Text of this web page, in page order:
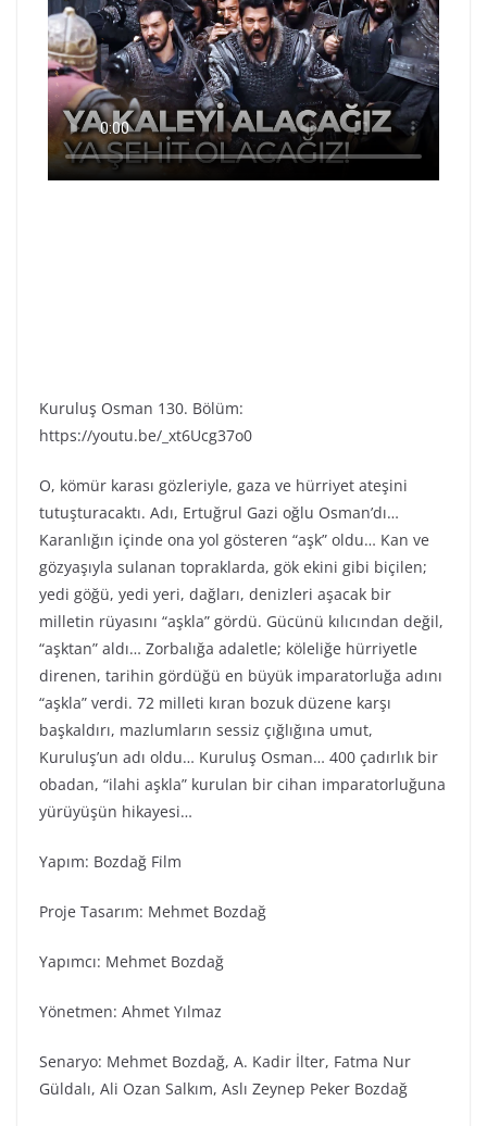
Kuruluş Osman 130. Bölüm:
https://youtu.be/_xt6Ucg37o0
O, kömür karası gözleriyle, gaza ve hürriyet ateşini
tutuşturacaktı. Adı, Ertuğrul Gazi oğlu Osman’dı…
Karanlığın içinde ona yol gösteren “aşk” oldu… Kan ve
gözyaşıyla sulanan topraklarda, gök ekini gibi biçilen;
yedi göğü, yedi yeri, dağları, denizleri aşacak bir
milletin rüyasını “aşkla” gördü. Gücünü kılıcından değil,
“aşktan” aldı… Zorbalığa adaletle; köleliğe hürriyetle
direnen, tarihin gördüğü en büyük imparatorluğa adını
“aşkla” verdi. 72 milleti kıran bozuk düzene karşı
başkaldırı, mazlumların sessiz çığlığına umut,
Kuruluş’un adı oldu… Kuruluş Osman… 400 çadırlık bir
obadan, “ilahi aşkla” kurulan bir cihan imparatorluğuna
yürüyüşün hikayesi…
Yapım: Bozdağ Fi̇lm
Proje Tasarım: Mehmet Bozdağ
Yapımcı: Mehmet Bozdağ
Yönetmen: Ahmet Yılmaz
Senaryo: Mehmet Bozdağ, A. Kadir İlter, Fatma Nur
Güldalı, Ali Ozan Salkım, Aslı Zeynep Peker Bozdağ